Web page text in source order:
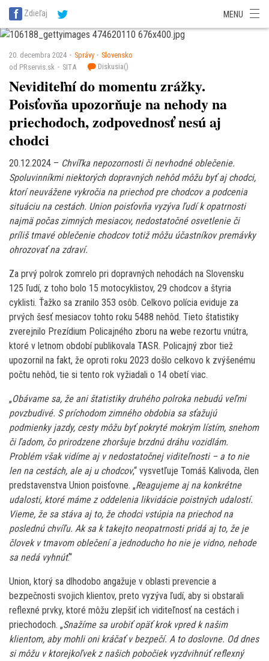
SITA Energetika
SITA Potravinárstvo
Zdieľaj MENU
20. decembra 2024 Správy
Slovensko
od PRservis.sk
SITA Diskusia()
Neviditeľní do momentu zrážky.
Poisťovňa upozorňuje na nehody na
priechodoch, zodpovednosť nesú aj
chodci
20.12.2024 – Chvíľka nepozornosti či nevhodné oblečenie.
Spoluvinníkmi niektorých dopravných nehôd môžu byť aj chodci,
ktorí neuvážene vykročia na priechod pre chodcov a podcenia
situáciu na cestách. Union poisťovňa vyzýva ľudí k opatrnosti
najmä počas zimných mesiacov, nedostatočné osvetlenie či
príliš tmavé oblečenie chodcov totiž môžu účastníkov premávky
ohrozovať na zdraví.
Za prvý polrok zomrelo pri dopravných nehodách na Slovensku
125 ľudí, z toho bolo 15 motocyklistov, 29 chodcov a štyria
cyklisti. Ťažko sa zranilo 353 osôb. Celkovo polícia eviduje za
prvých šesť mesiacov tohto roku 5488 nehôd. Tieto štatistiky
zverejnilo Prezídium Policajného zboru na webe rezortu vnútra,
ktoré v letnom období publikovala TASR. Policajný zbor tiež
upozornil na fakt, že oproti roku 2023 došlo celkovo k zvýšenému
počtu nehôd, tie si tento rok vyžiadali o 14 obetí viac.
„Obávame sa, že ani štatistiky druhého polroka nebudú veľmi
povzbudivé. S príchodom zimného obdobia sa sťažujú
podmienky jazdy, cesty môžu byť pokryté mokrým lístím, snehom
či ľadom, čo prirodzene zhoršuje brzdnú dráhu vozidlám.
Problém však vidíme aj v nedostatočnej viditeľnosti – a to nie
len na cestách, ale aj u chodcov,“ vysvetľuje Tomáš Kalivoda, člen
predstavenstva Union poisťovne. „Reagujeme aj na konkrétne
udalosti, ktoré máme z oddelenia likvidácie poistných udalostí.
Vieme, že sa stáva aj to, že chodci vstúpia na priechod na
poslednú chvíľu. Ak sa k takejto neopatrnosti pridá aj to, že je
človek v tmavom oblečení a jednoducho ho nie je vidno, nehode
sa nedá vyhnúť.“
Union, ktorý sa dlhodobo angažuje v oblasti prevencie a
bezpečnosti svojich klientov, preto vyzýva ľudí, aby si obstarali
reflexné prvky, ktoré môžu zlepšiť ich viditeľnosť na cestách i
priechodoch. „Snažíme sa urobiť opäť krok vpred k našim
klientom, aby mohli oni kráčať v bezpečí. A to doslovne. Od dnes
si môžu v ktorejkoľvek z našich pobočiek vyzdvihnúť reflexný